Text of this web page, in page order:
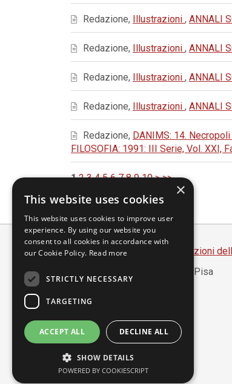
Redazione, Illustrazioni , ANNALI
Redazione, Illustrazioni , ANNALI
Redazione, Illustrazioni , ANNALI
Redazione, Illustrazioni , ANNALI
Redazione, DANIMS: 14.
FILOSOFIA: 1991: III Serie, Vol. XXI,
1 2 3 4 5 6 7 8 9 10 > >>
Scuola Normale Superiore
Edizioni
Piazza dei Cavalieri, 7 - 56126 Pisa
Partita IVA 00420000507
segreteria.annali@sns.it
Accessibilità
Privacy
×
This website uses cookies
This website uses cookies to improve user
experience. By using our website you
consent to all cookies in accordance with
our Cookie Policy. Read more
STRICTLY NECESSARY
TARGETING
ACCEPT ALL DECLINE ALL
SHOW DETAILS
POWERED BY COOKIESCRIPT